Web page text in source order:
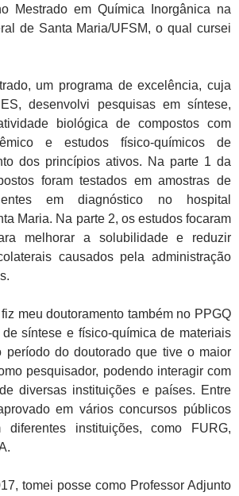
Mestrado em Química Inorgânica na
de Santa Maria/UFSM, o qual cursei
um programa de excelência, cuja
desenvolvi pesquisas em síntese,
biológica de compostos com
e estudos físico-químicos de
dos princípios ativos. Na parte 1 da
foram testados em amostras de
em diagnóstico no hospital
Maria. Na parte 2, os estudos focaram
melhorar a solubilidade e reduzir
causados pela administração
meu doutoramento também no PPGQ
síntese e físico-química de materiais
período do doutorado que tive o maior
pesquisador, podendo interagir com
diversas instituições e países. Entre
em vários concursos públicos
diferentes instituições, como FURG,
tomei posse como Professor Adjunto